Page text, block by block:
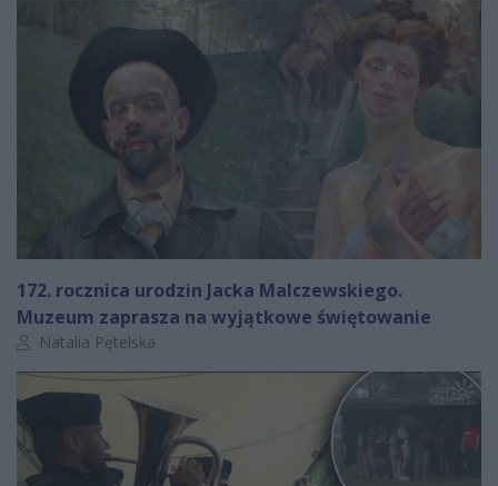
172. rocznica urodzin Jacka Malczewskiego.
Muzeum zaprasza na wyjątkowe świętowanie
Autor artykułu:
Natalia Pętelska